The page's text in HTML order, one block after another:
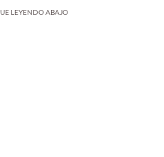
LEYENDO ABAJO